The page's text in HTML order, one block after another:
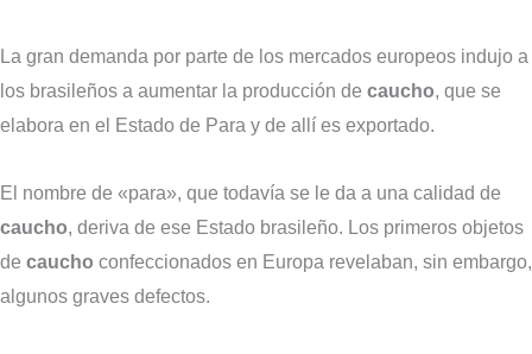
La gran demanda por parte de los mercados europeos indujo a
los brasileños a aumentar la producción de caucho, que se
elabora en el Estado de Para y de allí es exportado.
El nombre de «para», que todavía se le da a una calidad de
caucho, deriva de ese Estado brasileño. Los primeros objetos
de caucho confeccionados en Europa revelaban, sin embargo,
algunos graves defectos.